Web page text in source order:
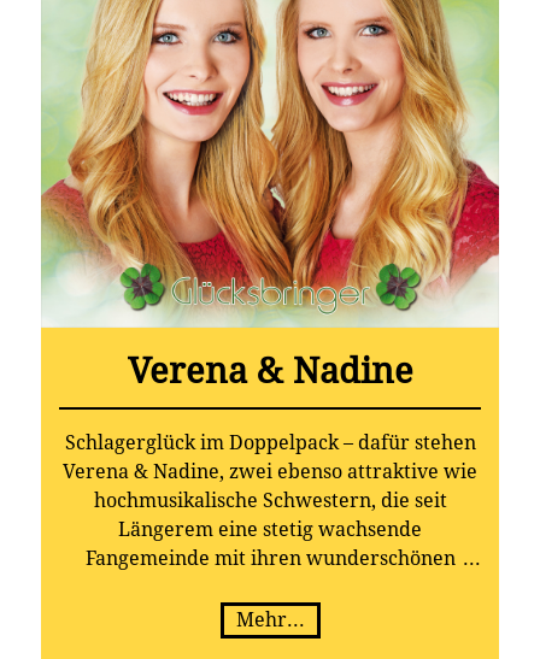
Verena & Nadine
Schlagerglück im Doppelpack – dafür stehen
Verena & Nadine, zwei ebenso attraktive wie
hochmusikalische Schwestern, die seit
Längerem eine stetig wachsende
Fangemeinde mit ihren wunderschönen
gelungenen Album-Debüt 2014 sind die
Zwillinge auch für ein breites Publikum kein
Mehr...